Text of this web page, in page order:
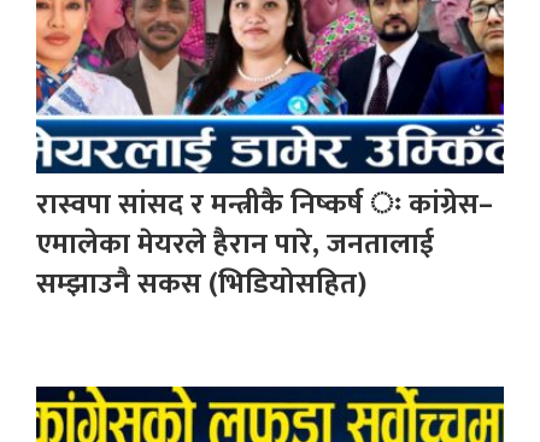
रास्वपा सांसद र मन्त्रीकै निष्कर्ष ः कांग्रेस–
एमालेका मेयरले हैरान पारे, जनतालाई
सम्झाउनै सकस (भिडियोसहित)